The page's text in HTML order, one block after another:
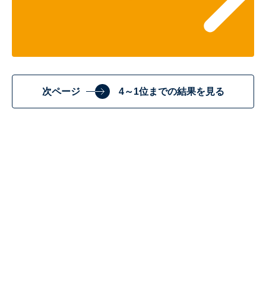
次ページ 4～1位までの結果を見る